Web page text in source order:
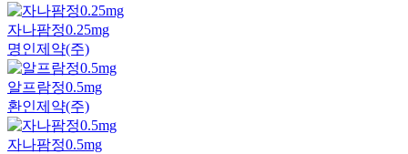
자나팜정0.25mg
명인제약(주)
알프람정0.5mg
환인제약(주)
자나팜정0.5mg